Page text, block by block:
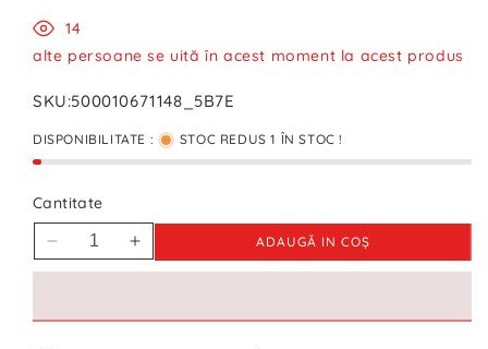
14
alte persoane se uită în acest moment la acest produs
SKU:500010671148_5B7E
DISPONIBILITATE : STOC REDUS 1 ÎN STOC !
Cantitate
Reduceți
cantitatea
Cămașă
Creșteți
cantitatea
Cămașă
ADAUGĂ IN COŞ